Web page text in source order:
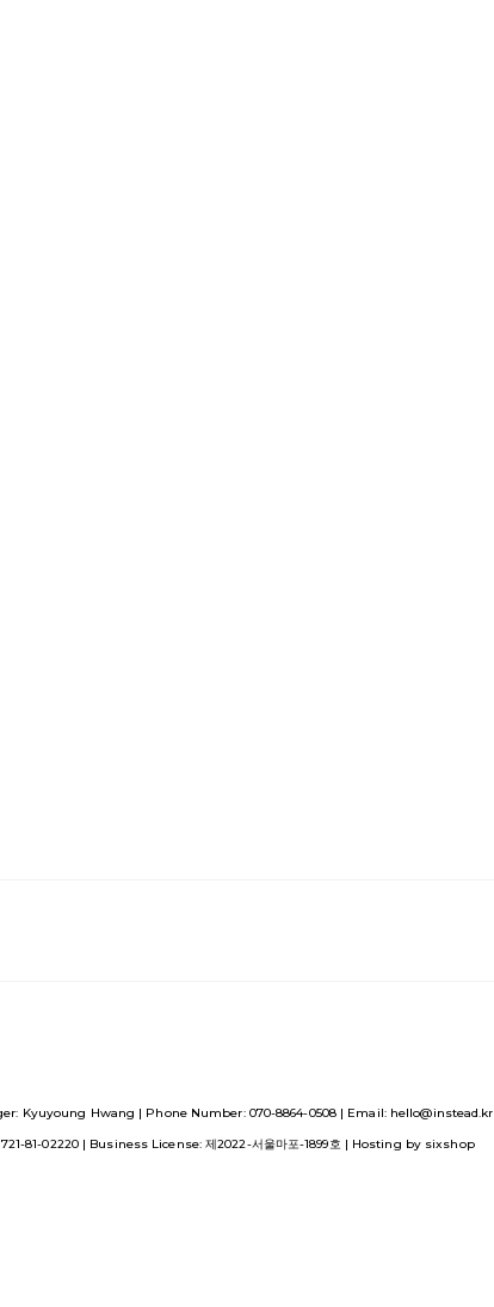
Kyuyoung Hwang | Phone Number: 070-8864-0508 | Email: hello@instead.kr
721-81-02220| Business License:제2022-서울마포-1899호 | Hosting by sixshop